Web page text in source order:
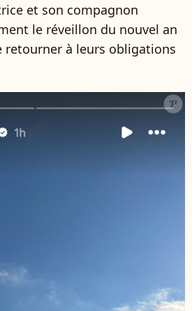
et son compagnon
le réveillon du nouvel an
retourner à leurs obligations